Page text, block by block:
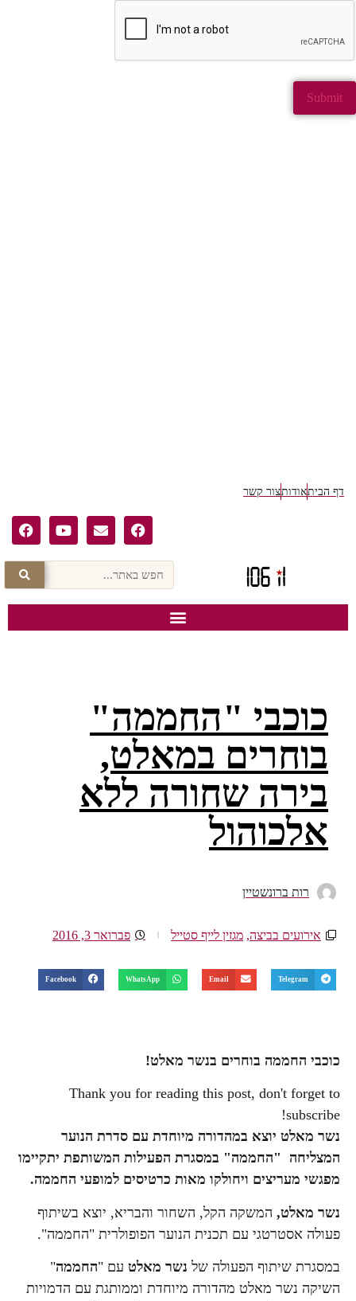
דף הביתאודותצור קשר
כוכבי "החממה"
בוחרים במאלט,
בירה שחורה ללא
אלכוהול
רות ברונשטיין
אירועים בביצה, מגזין לייף סטייל פברואר 3, 2016
Telegram
Email
WhatsApp
Facebook
כוכבי החממה בוחרים בנשר מאלט!
Thank you for reading this post, don't forget to
subscribe!
נשר מאלט יוצא במהדורה מיוחדת עם סדרת הנוער
המצליחה "החממה" במסגרת הפעילות המשותפת יתקיימו
מפגשי מעריצים ויחולקו מאות כרטיסים למופעי החממה.
נשר מאלט, המשקה הקל, השחור והבריא, יוצא בשיתוף
פעולה אסטרטגי עם תכנית הנוער הפופולרית "החממה".
במסגרת שיתוף הפעולה של נשר מאלט עם "החממה"
השיקה נשר מאלט מהדורה מיוחדת וממותגת עם הדמויות